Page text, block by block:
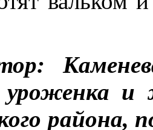
уроженка
района,